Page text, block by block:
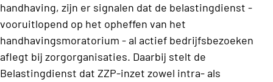
handhaving, zijn er signalen dat de belastingdienst -
vooruitlopend op het opheffen van het
handhavingsmoratorium - al actief bedrijfsbezoeken
aflegt bij zorgorganisaties. Daarbij stelt de
Belastingdienst dat ZZP-inzet zowel intra- als